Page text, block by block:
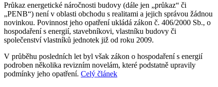
Průkaz energetické náročnosti budovy (dále jen „průkaz“ či
„PENB“) není v oblasti obchodu s realitami a jejich správou žádnou
novinkou. Povinnost jeho opatření ukládá zákon č. 406/2000 Sb., o
hospodaření s energií, stavebníkovi, vlastníku budovy či
společenství vlastníků jednotek již od roku 2009.
V průběhu posledních let byl však zákon o hospodaření s energií
podroben několika revizním novelám, které podstatně upravily
podmínky jeho opatření. Celý článek